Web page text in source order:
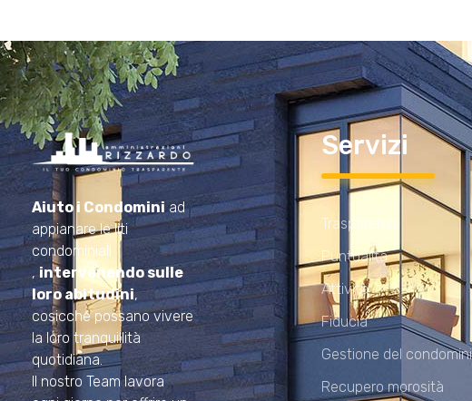
Amministrazioni Rizzardo
Il tuo condominio trasparente
Aiuto i Condominiad
appianare le liti
condominiali
, intervenendo sulle
loro abitudini,
cosicché possano vivere
la loro tranquillità
quotidiana.
Il nostro Team lavora
Servizi
Trasparenza
Puntualità
Attività
Fiducia
Gestione del
Recupero morosità